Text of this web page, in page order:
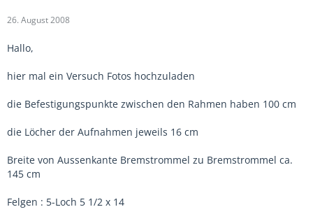
26. August 2008
Hallo,
hier mal ein Versuch Fotos hochzuladen
die Befestigungspunkte zwischen den Rahmen haben 100 cm
die Löcher der Aufnahmen jeweils 16 cm
Breite von Aussenkante Bremstrommel zu Bremstrommel ca.
145 cm
Felgen : 5-Loch 5 1/2 x 14